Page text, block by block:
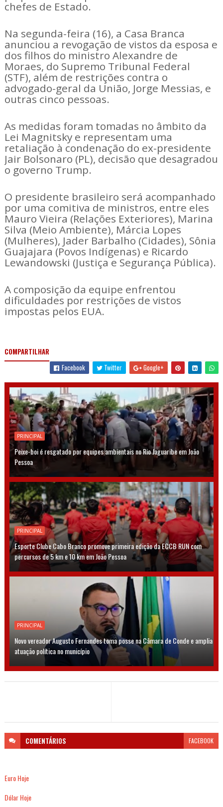
chefes de Estado.
Na segunda-feira (16), a Casa Branca
anunciou a revogação de vistos da esposa e
dos filhos do ministro Alexandre de
Moraes, do Supremo Tribunal Federal
(STF), além de restrições contra o
advogado-geral da União, Jorge Messias, e
outras cinco pessoas.
As medidas foram tomadas no âmbito da
Lei Magnitsky e representam uma
retaliação à condenação do ex-presidente
Jair Bolsonaro (PL), decisão que desagradou
o governo Trump.
O presidente brasileiro será acompanhado
por uma comitiva de ministros, entre eles
Mauro Vieira (Relações Exteriores), Marina
Silva (Meio Ambiente), Márcia Lopes
(Mulheres), Jader Barbalho (Cidades), Sônia
Guajajara (Povos Indígenas) e Ricardo
Lewandowski (Justiça e Segurança Pública).
A composição da equipe enfrentou
dificuldades por restrições de vistos
impostas pelos EUA.
COMPARTILHAR
Facebook
Twitter Google+
PRINCIPAL
Peixe-boi é resgatado por equipes ambientais no Rio Jaguaribe em João
Pessoa
PRINCIPAL
Esporte Clube Cabo Branco promove primeira edição da ECCB RUN com
percursos de 5 km e 10 km em João Pessoa
PRINCIPAL
Novo vereador Augusto Fernandes toma posse na Câmara de Conde e amplia
atuação política no município
COMENTÁRIOS FACEBOOK
Euro Hoje
Dólar Hoje